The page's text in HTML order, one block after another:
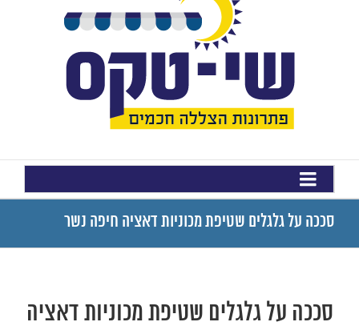
סככה על גלגלים שטיפת מכוניות דאציה חיפה נשר
סככה על גלגלים שטיפת מכוניות דאציה